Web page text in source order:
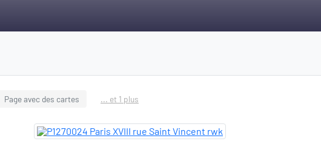
Page avec des cartes ... et 1 plus